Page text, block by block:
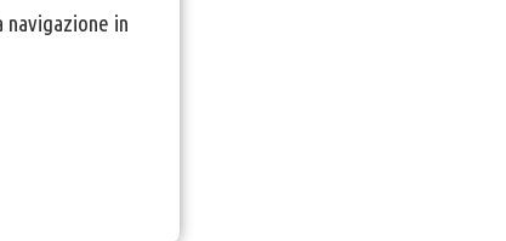
navigazione in